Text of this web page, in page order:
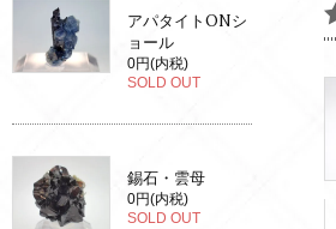
アパタイトONシ
ョール
0円(内税)
SOLD OUT
錫石・雲母
0円(内税)
SOLD OUT